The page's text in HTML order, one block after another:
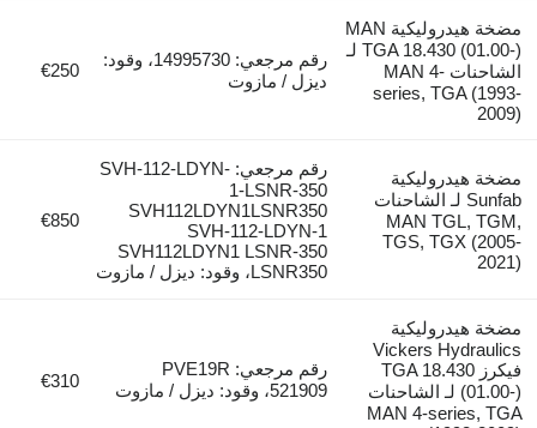
مضخة هيدروليكية MAN
TGA 18.430 (01.00-) لـ
الشاحنات MAN 4-
series, TGA (1993-
2009)
رقم مرجعي: 14995730، وقود:
ديزل / مازوت
€250
مضخة هيدروليكية
Sunfab لـ الشاحنات
MAN TGL, TGM,
TGS, TGX (2005-
2021)
رقم مرجعي: SVH-112-LDYN-
1-LSNR-350
SVH112LDYN1LSNR350
SVH-112-LDYN-1
SVH112LDYN1 LSNR-350
LSNR350، وقود: ديزل / مازوت
€850
مضخة هيدروليكية
Vickers Hydraulics
فيكرز TGA 18.430
(01.00-) لـ الشاحنات
MAN 4-series, TGA
رقم مرجعي: PVE19R
521909، وقود: ديزل / مازوت
€310